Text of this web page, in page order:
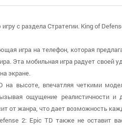
с раздела Стратегии. King of
игра на телефон, которая
Эта мобильная игра радует своей
экране.
на высоте, впечатляя четкими
ощущение реалистичности и
от жанра, что дает возможность
2: Epic TD также не оставит